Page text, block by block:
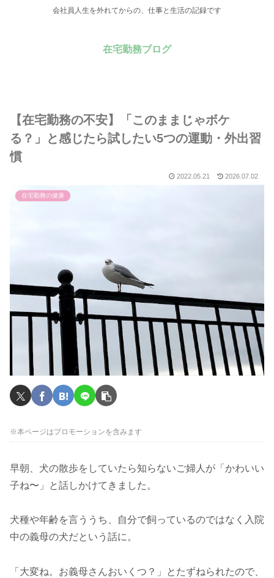
会社員人生を外れてからの、仕事と生活の記録です
在宅勤務ブログ
【在宅勤務の不安】「このままじゃボケ
る？」と感じたら試したい5つの運動・外出習
慣
2022.05.21 2026.07.02
在宅勤務の健康
※本ページはプロモーションを含みます
早朝、犬の散歩をしていたら知らないご婦人が「かわいい
子ね〜」と話しかけてきました。
犬種や年齢を言ううち、自分で飼っているのではなく入院
中の義母の犬だという話に。
「大変ね。お義母さんおいくつ？」とたずねられたので、